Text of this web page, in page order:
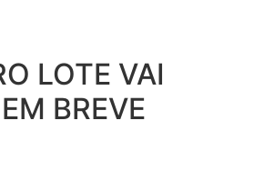
LOTE VAI
BREVE